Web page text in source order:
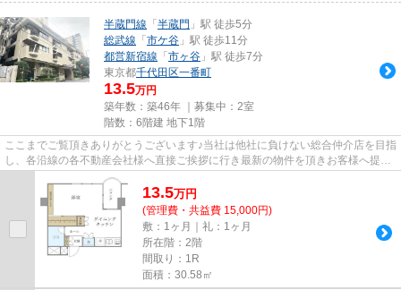
半蔵門線 「 半蔵門 」駅 徒歩5分
総武線 「 市ケ谷 」駅 徒歩11分
都営新宿線 「 市ヶ谷 」駅 徒歩7分
東京都千代田区一番町
13.5万円
築年数：築46年 ｜募集中： 2室
階数：6階建 地下1階
ここまでご覧頂きありがとうございます♪当社は他社に負けない総合仲介店を目指
し、各沿線の各不動産会社様へ直接ご挨拶に行き最新の物件を頂きお客様へ提供
しております！最新の情報は...
13.5万円
(管理費・共益費 15,000円)
敷：1ヶ月｜礼：1ヶ月
所在階：2階
間取り：1R
面積：30.58㎡